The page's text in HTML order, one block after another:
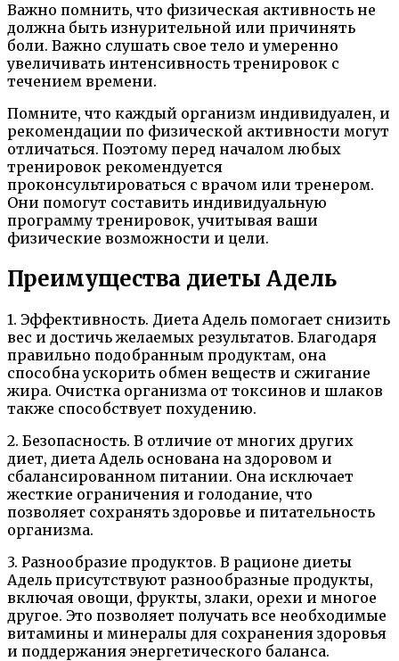
Важно помнить, что физическая активность не
должна быть изнурительной или причинять
боли. Важно слушать свое тело и умеренно
увеличивать интенсивность тренировок с
течением времени.
Помните, что каждый организм индивидуален, и
рекомендации по физической активности могут
отличаться. Поэтому перед началом любых
тренировок рекомендуется
проконсультироваться с врачом или тренером.
Они помогут составить индивидуальную
программу тренировок, учитывая ваши
физические возможности и цели.
Преимущества диеты Адель
1. Эффективность. Диета Адель помогает снизить
вес и достичь желаемых результатов. Благодаря
правильно подобранным продуктам, она
способна ускорить обмен веществ и сжигание
жира. Очистка организма от токсинов и шлаков
также способствует похудению.
2. Безопасность. В отличие от многих других
диет, диета Адель основана на здоровом и
сбалансированном питании. Она исключает
жесткие ограничения и голодание, что
позволяет сохранять здоровье и питательность
организма.
3. Разнообразие продуктов. В рационе диеты
Адель присутствуют разнообразные продукты,
включая овощи, фрукты, злаки, орехи и многое
другое. Это позволяет получать все необходимые
витамины и минералы для сохранения здоровья
и поддержания энергетического баланса.